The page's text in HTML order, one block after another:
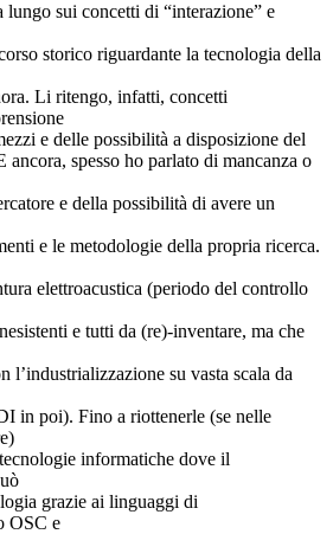
sui concetti di “interazione” e
storico riguardante la tecnologia della
Li ritengo, infatti, concetti
e delle possibilità a disposizione del
ancora, spesso ho parlato di mancanza o
e della possibilità di avere un
e le metodologie della propria ricerca.
elettroacustica (periodo del controllo
e tutti da (re)-inventare, ma che
l’industrializzazione su vasta scala da
in poi). Fino a riottenerle (se nelle
informatiche dove il
grazie ai linguaggi di
OSC e